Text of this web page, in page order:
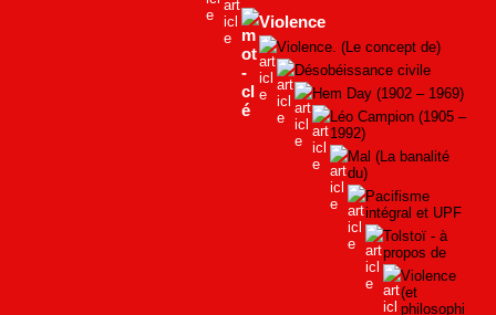
Violence
Violence. (Le concept de)
Désobéissance civile
Hem Day (1902 – 1969)
Léo Campion (1905 –
1992)
Mal (La banalité
du)
Pacifisme
intégral et UPF
Tolstoï - à
propos de
Violence
(et
philosophi